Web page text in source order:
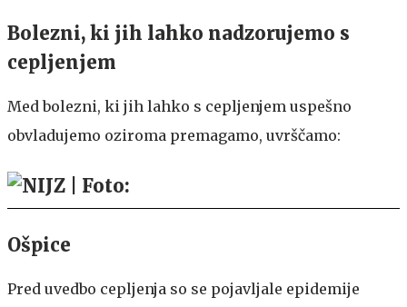
Bolezni, ki jih lahko nadzorujemo s
cepljenjem
Med bolezni, ki jih lahko s cepljenjem uspešno
obvladujemo oziroma premagamo, uvrščamo:
Ošpice
Pred uvedbo cepljenja so se pojavljale epidemije